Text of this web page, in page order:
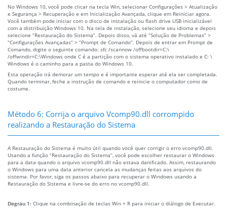
No Windows 10, você pode clicar na tecla Win, selecionar Configurações > Atualização
e Segurança > Recuperação e em Inicialização Avançada, clique em Reiniciar agora.
Você também pode iniciar com o disco de instalação ou flash drive USB inicializável
com a distribuição Windows 10. Na tela de instalação, selecione seu idioma e depois
selecione “Restauração do Sistema”. Depois disso, vá até “Solução de Problemas” >
“Configurações Avançadas” > “Prompt de Comando”. Depois de entrar em Prompt de
Comando, digite o seguinte comando: sfc /scannow /offbootdir=C:\
/offwindir=C:\Windows onde C é a partição com o sistema operativo instalado e C: \
Windows é o caminho para a pasta do Windows 10.
Esta operação irá demorar um tempo e é importante esperar até ela ser completada.
Quando terminar, feche a instrução de comando e reinicie o computador como de
costume.
Método 6: Corrija o arquivo Vcomp90.dll corrompido
realizando a Restauração do Sistema
A Restauração do Sistema é muito útil quando você quer corrigir o erro vcomp90.dll.
Usando a função “Restauração do Sistema”, você pode escolher restaurar o Windows
para a data quando o arquivo vcomp90.dll não estava danificado. Assim, restaurando
o Windows para uma data anterior cancela as mudanças feitas aos arquivos do
sistema. Por favor, siga os passos abaixo para recuperar o Windows usando a
Restauração do Sistema e livre-se do erro no vcomp90.dll.
Degrau 1: Clique na combinação de teclas Win + R para iniciar o diálogo de Executar.